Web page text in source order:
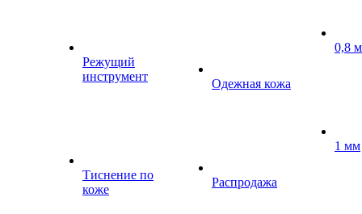
Режущий
инструмент
Тиснение по
коже
Одежная кожа
Распродажа
0,8
1 мм